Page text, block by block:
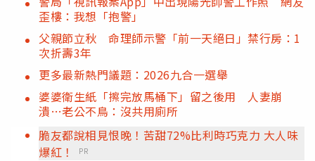
歪樓：我想「抱警」
父親節立秋 命理師示警「前一天絕日」禁行房：1
次折壽3年
更多最新熱門議題：2026九合一選舉
婆婆衛生紙「擦完放馬桶下」留之後用 人妻崩
潰…老公不鳥：沒共用廁所
脆友都說相見恨晚！苦甜72%比利時巧克力 大人味
爆紅！
PR